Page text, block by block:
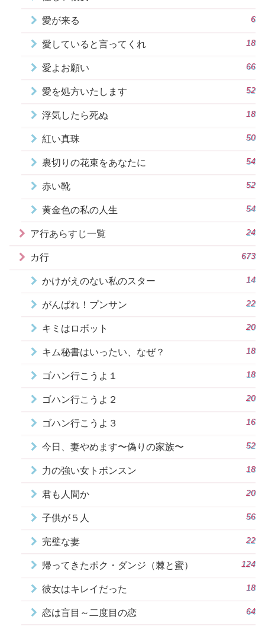
愛が来る 6
愛していると言ってくれ 18
愛よお願い 66
愛を処方いたします 52
浮気したら死ぬ 18
紅い真珠 50
裏切りの花束をあなたに 54
赤い靴 52
黄金色の私の人生 54
ア行あらすじ一覧 24
カ行 673
かけがえのない私のスター 14
がんばれ！プンサン 22
キミはロボット 20
キム秘書はいったい、なぜ？ 18
ゴハン行こうよ１ 18
ゴハン行こうよ２ 20
ゴハン行こうよ３ 16
今日、妻やめます〜偽りの家族〜 52
力の強い女トボンスン 18
君も人間か 20
子供が５人 56
完璧な妻 22
帰ってきたポク・ダンジ（棘と蜜） 124
彼女はキレイだった 18
恋は盲目～二度目の恋 64